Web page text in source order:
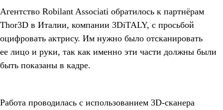
Агентство Robilant Associati обратилось к партнёрам
Thor3D в Италии, компании 3DiTALY, с просьбой
оцифровать актрису. Им нужно было отсканировать
ее лицо и руки, так как именно эти части должны были
быть показаны в кадре.
Работа проводилась с использованием 3D-сканера